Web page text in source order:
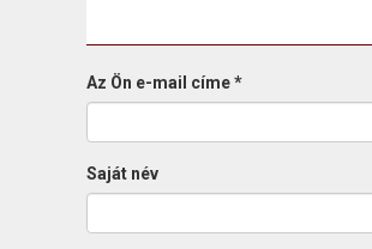
Az Ön e-mail címe*
Saját név